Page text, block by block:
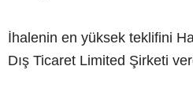
İhalenin en yüksek teklifini
Dış Ticaret Limited Şirketi